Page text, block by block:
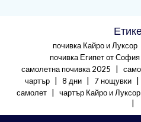
ОЩЕ
За нас - Ivi Travel
почивка Кайро и Луксор
почивка Египет от София
самолетна почивка 2025 |
чартър | 8 дни | 7 нощувки |
самолет | чартър Кайро и Луксор
|